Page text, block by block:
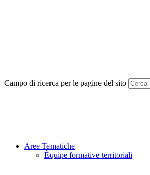
Campo di ricerca per le pagine del sito
Aree Tematiche
Èquipe formative territoriali